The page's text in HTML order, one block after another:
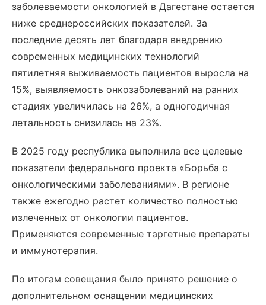
заболеваемости онкологией в Дагестане остается
ниже среднероссийских показателей. За
последние десять лет благодаря внедрению
современных медицинских технологий
пятилетняя выживаемость пациентов выросла на
15%, выявляемость онкозаболеваний на ранних
стадиях увеличилась на 26%, а одногодичная
летальность снизилась на 23%.
В 2025 году республика выполнила все целевые
показатели федерального проекта «Борьба с
онкологическими заболеваниями». В регионе
также ежегодно растет количество полностью
излеченных от онкологии пациентов.
Применяются современные таргетные препараты
и иммунотерапия.
По итогам совещания было принято решение о
дополнительном оснащении медицинских